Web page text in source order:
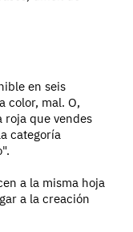
en seis
color, mal. O,
roja que vendes
categoría
a la misma hoja
a la creación